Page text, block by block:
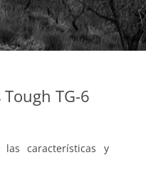
TG-6
características y